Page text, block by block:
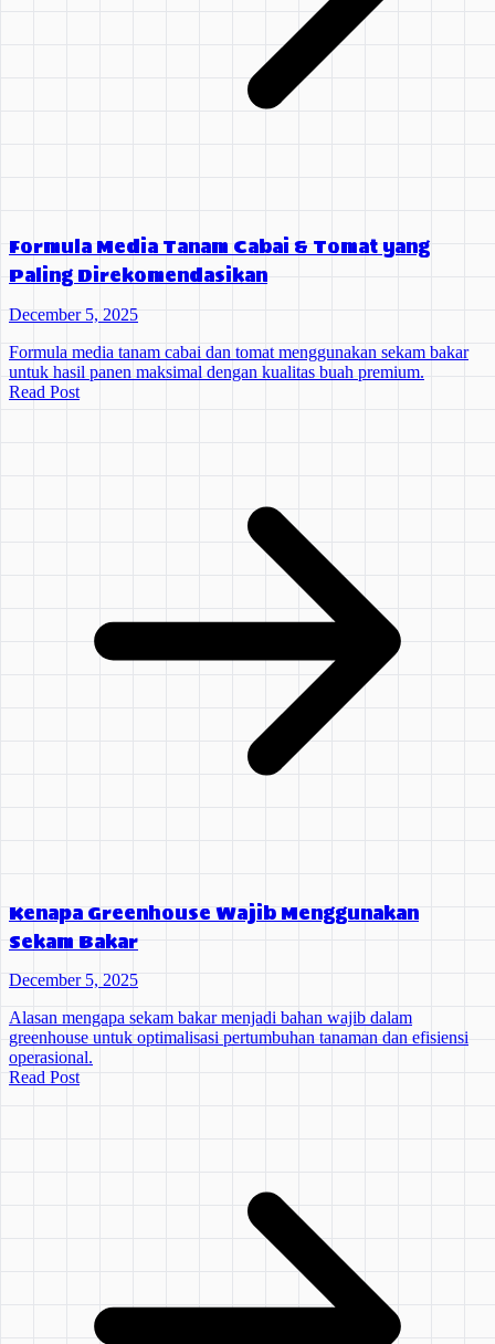
Formula Media Tanam Cabai & Tomat yang
Paling Direkomendasikan
December 5, 2025
Formula media tanam cabai dan tomat menggunakan sekam bakar
untuk hasil panen maksimal dengan kualitas buah premium.
Read Post
Kenapa Greenhouse Wajib Menggunakan
Sekam Bakar
December 5, 2025
Alasan mengapa sekam bakar menjadi bahan wajib dalam
greenhouse untuk optimalisasi pertumbuhan tanaman dan efisiensi
operasional.
Read Post